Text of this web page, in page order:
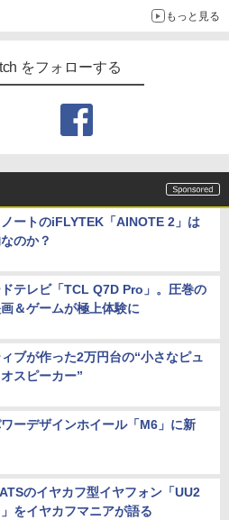
もっと見る
をフォローする
ートのiFLYTEK「AINOTE 2」は
のか？
テレビ「TCL Q7D Pro」。圧巻の
＆ゲームが極上体験に
ブが作った2万円台の“小さなピュ
スピーカー”
ーデザインホイール「M6」に新
のイヤカフ型イヤフォン「UU2
をイヤカフマニアが語る